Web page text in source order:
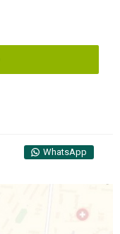
WhatsApp